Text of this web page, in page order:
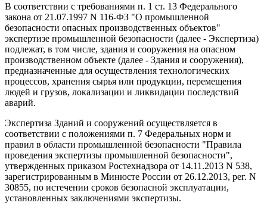
В соответствии с требованиями п. 1 ст. 13 Федерального
закона от 21.07.1997 N 116-ФЗ "О промышленной
безопасности опасных производственных объектов"
экспертизе промышленной безопасности (далее - Экспертиза)
подлежат, в том числе, здания и сооружения на опасном
производственном объекте (далее - Здания и сооружения),
предназначенные для осуществления технологических
процессов, хранения сырья или продукции, перемещения
людей и грузов, локализации и ликвидации последствий
аварий.
Экспертиза Зданий и сооружений осуществляется в
соответствии с положениями п. 7 Федеральных норм и
правил в области промышленной безопасности "Правила
проведения экспертизы промышленной безопасности",
утвержденных приказом Ростехнадзора от 14.11.2013 N 538,
зарегистрированным в Минюсте России от 26.12.2013, рег. N
30855, по истечении сроков безопасной эксплуатации,
установленных заключениями экспертизы.